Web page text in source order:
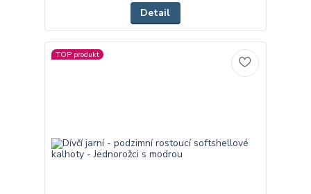
Detail
TOP produkt